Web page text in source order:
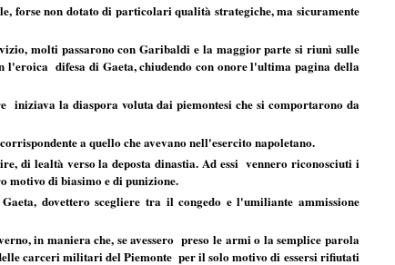
forse non dotato di particolari qualità strategiche, ma sicuramente
molti passarono con Garibaldi e la maggior parte si riunì sulle
difesa di Gaeta, chiudendo con onore l'ultima pagina della
la diaspora voluta dai piemontesi che si comportarono da
a quello che avevano nell'esercito napoletano.
di lealtà verso la deposta dinastia. Ad essi vennero riconosciuti i
motivo di biasimo e di punizione.
dovettero scegliere tra il congedo e l'umiliante ammissione
in maniera che, se avessero preso le armi o la semplice parola
carceri militari del Piemonte per il solo motivo di essersi rifiutati